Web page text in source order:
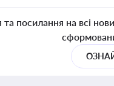
посилання на всі